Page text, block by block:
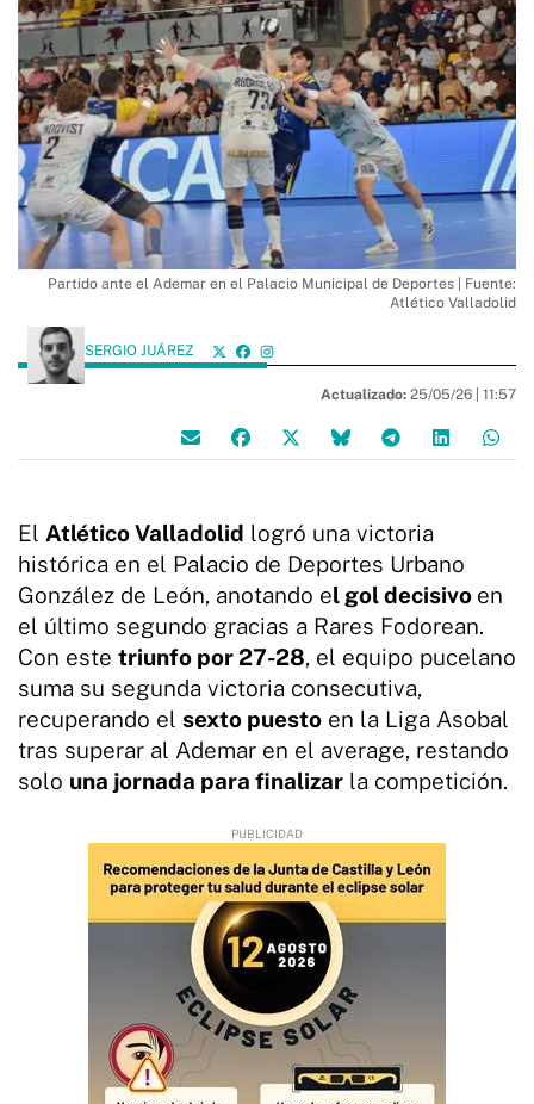
Partido ante el Ademar en el Palacio Municipal de Deportes | Fuente:
Atlético Valladolid
SERGIO JUÁREZ
Actualizado: 25/05/26 | 11:57
El Atlético Valladolid logró una victoria
histórica en el Palacio de Deportes Urbano
González de León, anotando el gol decisivo en
el último segundo gracias a Rares Fodorean.
Con este triunfo por 27-28, el equipo pucelano
suma su segunda victoria consecutiva,
recuperando el sexto puesto en la Liga Asobal
tras superar al Ademar en el average, restando
solo una jornada para finalizar la competición.